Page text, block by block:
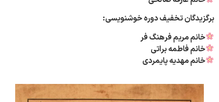
برگزیدگان تخفیف دوره خوشنویسی:
خانم مریم فرهنگ فر
خانم فاطمه براتی
خانم مهدیه پایمردی